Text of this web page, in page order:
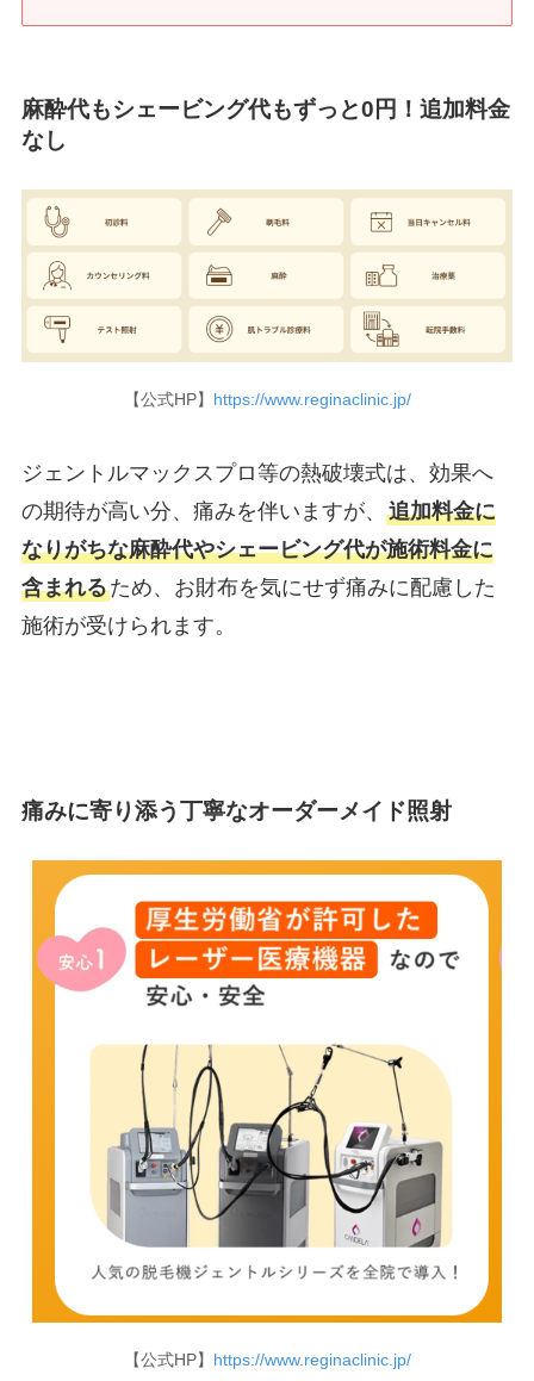
麻酔代もシェービング代もずっと0円！追加料金
なし
【公式HP】 https://www.reginaclinic.jp/
ジェントルマックスプロ等の熱破壊式は、効果へ
の期待が高い分、痛みを伴いますが、 追加料金に
なりがちな麻酔代やシェービング代が施術料金に
含まれるため、お財布を気にせず痛みに配慮した
施術が受けられます。
痛みに寄り添う丁寧なオーダーメイド照射
【公式HP】 https://www.reginaclinic.jp/